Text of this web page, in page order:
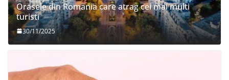
Orasele din Romania care atrag cei mai multi
turisti
30/11/2025